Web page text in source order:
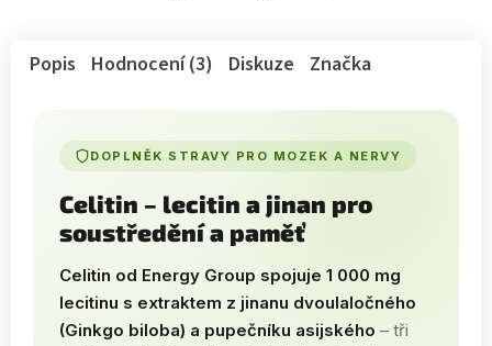
Popis Hodnocení (3) Diskuze Značka
DOPLNĚK STRAVY PRO MOZEK A NERVY
Celitin – lecitin a jinan pro
soustředění a paměť
Celitin od Energy Group spojuje 1 000 mg
lecitinu s extraktem z jinanu dvoulaločného
(Ginkgo biloba) a pupečníku asijského – tři